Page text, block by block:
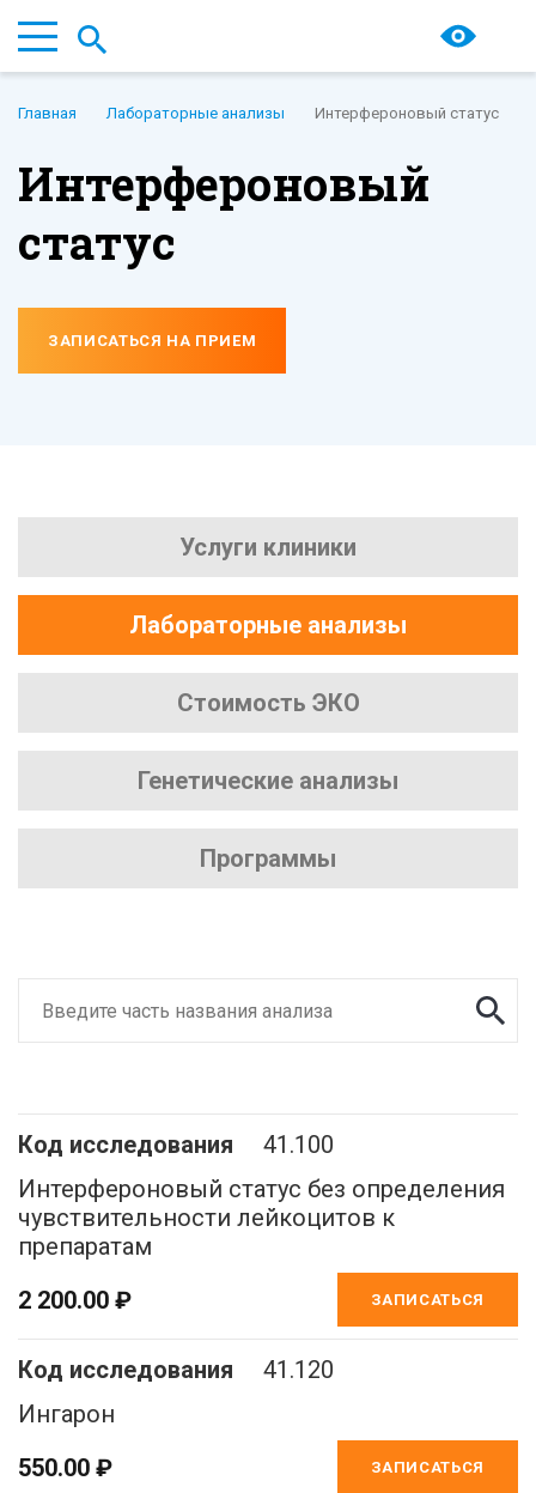
Главная Лабораторные анализы Интерфероновый статус
Интерфероновый
статус
ЗАПИСАТЬСЯ НА ПРИЕМ
Услуги клиники
Лабораторные анализы
Стоимость ЭКО
Генетические анализы
Программы
Введите часть названия анализа
41.100
Интерфероновый статус без определения
чувствительности лейкоцитов к
препаратам
2 200.00 ₽
ЗАПИСАТЬСЯ
41.120
Ингарон
550.00 ₽
ЗАПИСАТЬСЯ